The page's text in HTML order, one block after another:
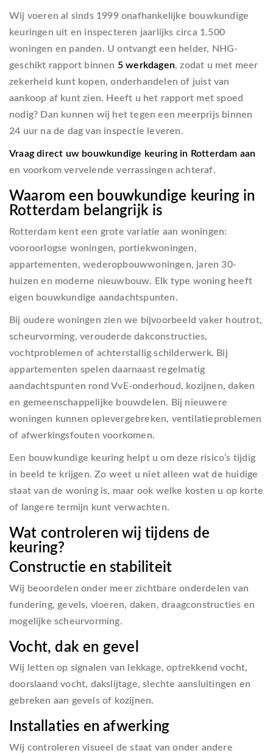
Wij voeren al sinds 1999 onafhankelijke bouwkundige
keuringen uit en inspecteren jaarlijks circa 1.500
woningen en panden. U ontvangt een helder, NHG-
geschikt rapport binnen 5 werkdagen, zodat u met meer
zekerheid kunt kopen, onderhandelen of juist van
aankoop af kunt zien. Heeft u het rapport met spoed
nodig? Dan kunnen wij het tegen een meerprijs binnen
24 uur na de dag van inspectie leveren.
Vraag direct uw bouwkundige keuring in Rotterdam aan
en voorkom vervelende verrassingen achteraf.
Waarom een bouwkundige keuring in
Rotterdam belangrijk is
Rotterdam kent een grote variatie aan woningen:
vooroorlogse woningen, portiekwoningen,
appartementen, wederopbouwwoningen, jaren 30-
huizen en moderne nieuwbouw. Elk type woning heeft
eigen bouwkundige aandachtspunten.
Bij oudere woningen zien we bijvoorbeeld vaker houtrot,
scheurvorming, verouderde dakconstructies,
vochtproblemen of achterstallig schilderwerk. Bij
appartementen spelen daarnaast regelmatig
aandachtspunten rond VvE-onderhoud, kozijnen, daken
en gemeenschappelijke bouwdelen. Bij nieuwere
woningen kunnen oplevergebreken, ventilatieproblemen
of afwerkingsfouten voorkomen.
Een bouwkundige keuring helpt u om deze risico’s tijdig
in beeld te krijgen. Zo weet u niet alleen wat de huidige
staat van de woning is, maar ook welke kosten u op korte
of langere termijn kunt verwachten.
Wat controleren wij tijdens de
keuring?
Constructie en stabiliteit
Wij beoordelen onder meer zichtbare onderdelen van
fundering, gevels, vloeren, daken, draagconstructies en
mogelijke scheurvorming.
Vocht, dak en gevel
Wij letten op signalen van lekkage, optrekkend vocht,
doorslaand vocht, dakslijtage, slechte aansluitingen en
gebreken aan gevels of kozijnen.
Installaties en afwerking
Wij controleren visueel de staat van onder andere